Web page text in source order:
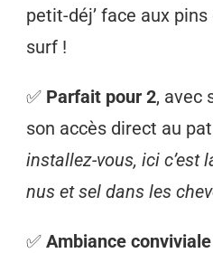
petit-déj’ face aux
surf !
✅ Parfait pour 2, avec
son accès direct au
installez-vous, ici c’est
nus et sel dans les
✅ Ambiance conviviale